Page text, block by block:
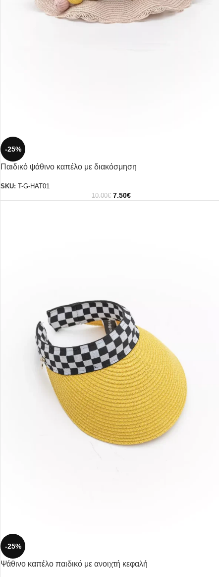
-25%
Παιδικό ψάθινο καπέλο με διακόσμηση
SKU:
T-G-HAT01
10.00€ 7.50€
-25%
Ψάθινο καπέλο παιδικό με ανοιχτή κεφαλή